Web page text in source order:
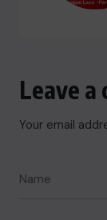
Leave a
Your email